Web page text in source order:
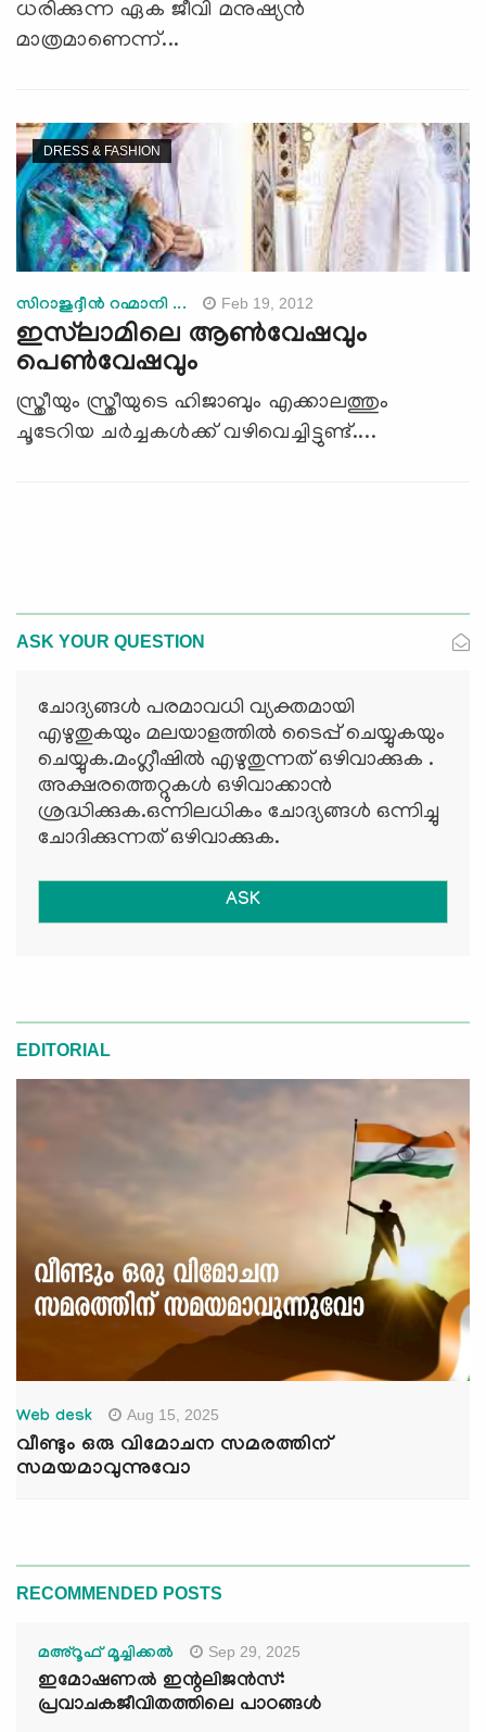
ധരിക്കുന്ന ഏക ജീവി മനുഷ്യന്‍
മാത്രമാണെന്ന്...
DRESS & FASHION
സിറാജുദ്ദീന്‍ റഹ്മാനി ... Feb 19, 2012
ഇസ്‌ലാമിലെ ആണ്‍വേഷവും
പെണ്‍വേഷവും
സ്ത്രീയും സ്ത്രീയുടെ ഹിജാബും എക്കാലത്തും
ചൂടേറിയ ചര്‍ച്ചകള്‍ക്ക് വഴിവെച്ചിട്ടുണ്ട്....
ASK YOUR QUESTION
ചോദ്യങ്ങള്‍ പരമാവധി വ്യക്തമായി
എഴുതുകയും മലയാളത്തില്‍ ടൈപ്പ് ചെയ്യുകയും
ചെയ്യുക.മംഗ്ലീഷില്‍ എഴുതുന്നത് ഒഴിവാക്കുക .
അക്ഷരത്തെറ്റുകള്‍ ഒഴിവാക്കാന്‍
ശ്രദ്ധിക്കുക.ഒന്നിലധികം ചോദ്യങ്ങള്‍ ഒന്നിച്ചു
ചോദിക്കുന്നത് ഒഴിവാക്കുക.
ASK
EDITORIAL
Web desk Aug 15, 2025
വീണ്ടും ഒരു വിമോചന സമരത്തിന്
സമയമാവുന്നുവോ
RECOMMENDED POSTS
മഅ്റൂഫ് മൂച്ചിക്കല്‍ Sep 29, 2025
ഇമോഷണൽ ഇന്റലിജൻസ്:
പ്രവാചകജീവിതത്തിലെ പാഠങ്ങൾ